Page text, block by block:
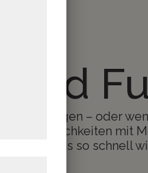
benötigen – oder
Möglichkeiten mit
werden uns so schnell